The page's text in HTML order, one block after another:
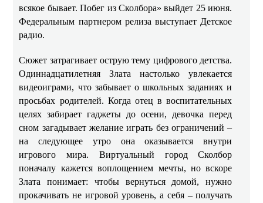
всякое бывает. Побег из Сколбора» выйдет 25 июня.
Федеральным партнером релиза выступает Детское
радио.
Сюжет затрагивает острую тему цифрового детства.
Одиннадцатилетняя Злата настолько увлекается
видеоиграми, что забывает о школьных заданиях и
просьбах родителей. Когда отец в воспитательных
целях забирает гаджеты до осени, девочка перед
сном загадывает желание играть без ограничений –
на следующее утро она оказывается внутри
игрового мира. Виртуальный город Сколбор
поначалу кажется воплощением мечты, но вскоре
Злата понимает: чтобы вернуться домой, нужно
прокачивать не игровой уровень, а себя – получать